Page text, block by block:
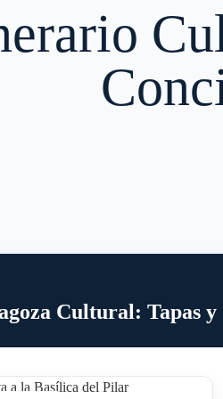
Cultural: Tapas y